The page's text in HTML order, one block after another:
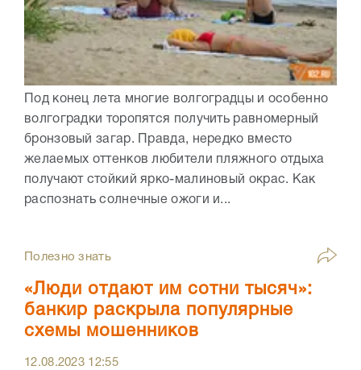
Под конец лета многие волгоградцы и особенно
волгоградки торопятся получить равномерный
бронзовый загар. Правда, нередко вместо
желаемых оттенков любители пляжного отдыха
получают стойкий ярко-малиновый окрас. Как
распознать солнечные ожоги и...
Полезно знать
«Люди отдают им сотни тысяч»:
банкир раскрыла популярные
схемы мошенников
12.08.2023 12:55